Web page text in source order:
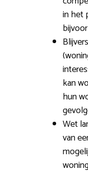
in het
kan
hun
Wet
van